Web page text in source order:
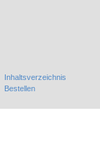
Inhaltsverzeichnis
Bestellen